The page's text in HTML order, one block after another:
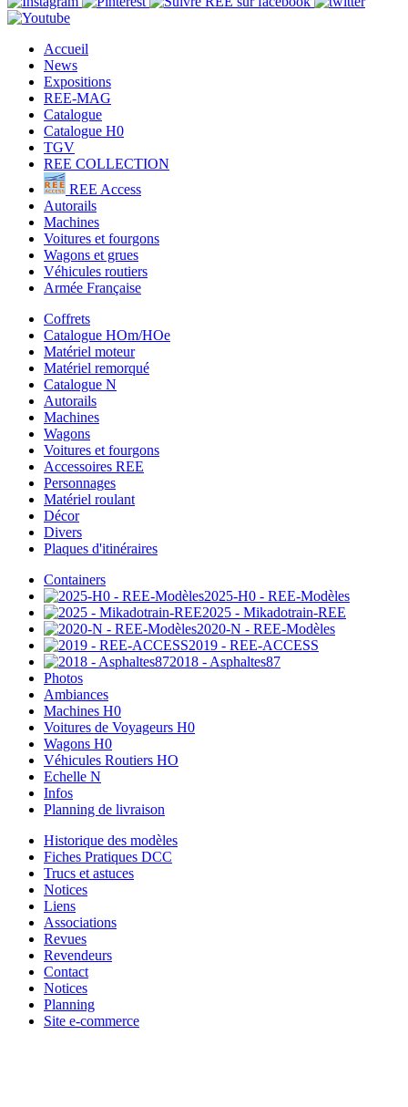
Accueil
News
Expositions
REE-MAG
Catalogue
Catalogue H0
TGV
REE COLLECTION
REE Access
Autorails
Machines
Voitures et fourgons
Wagons et grues
Véhicules routiers
Armée Française
Coffrets
Catalogue HOm/HOe
Matériel moteur
Matériel remorqué
Catalogue N
Autorails
Machines
Wagons
Voitures et fourgons
Accessoires REE
Personnages
Matériel roulant
Décor
Divers
Plaques d'itinéraires
Containers
2025-H0 - REE-Modèles
2025 - Mikadotrain-REE
2020-N - REE-Modèles
2019 - REE-ACCESS
2018 - Asphaltes87
Photos
Ambiances
Machines H0
Voitures de Voyageurs H0
Wagons H0
Véhicules Routiers HO
Echelle N
Infos
Planning de livraison
Historique des modèles
Fiches Pratiques DCC
Trucs et astuces
Notices
Liens
Associations
Revues
Revendeurs
Contact
Notices
Planning
Site e-commerce